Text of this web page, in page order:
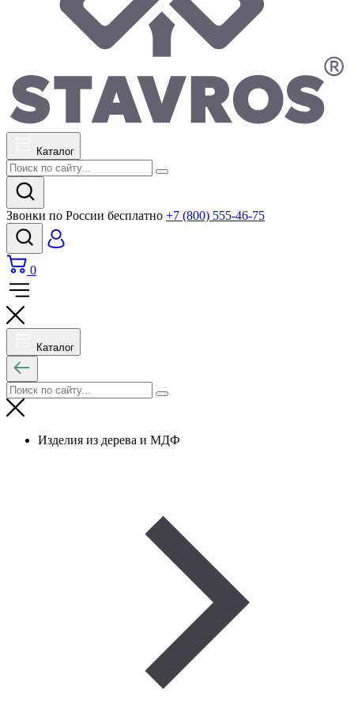
Каталог
Звонки по России бесплатно +7 (800) 555-46-75
0
Каталог
Изделия из дерева и МДФ